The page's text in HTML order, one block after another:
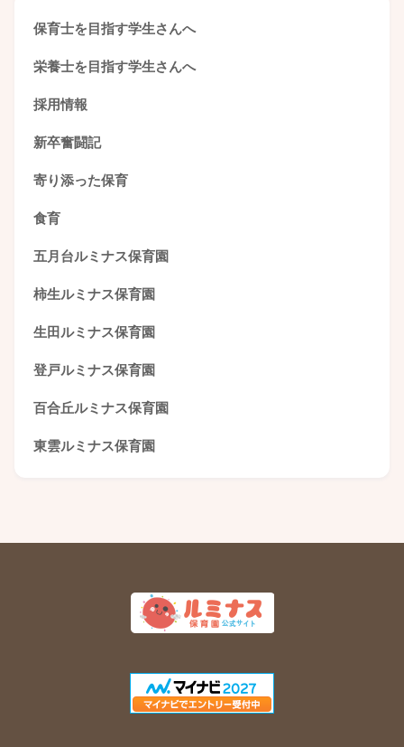
保育士を目指す学生さんへ
栄養士を目指す学生さんへ
採用情報
新卒奮闘記
寄り添った保育
食育
五月台ルミナス保育園
柿生ルミナス保育園
生田ルミナス保育園
登戸ルミナス保育園
百合丘ルミナス保育園
東雲ルミナス保育園